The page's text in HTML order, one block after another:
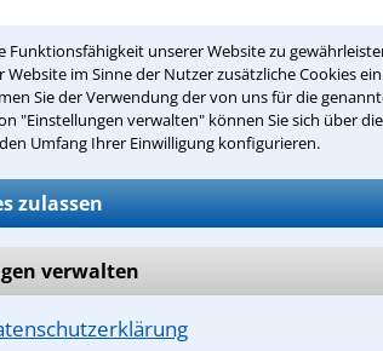
unserer Website zu
im Sinne der Nutzer zusätzliche Cookies
Sie der Verwendung der von uns für die
"Einstellungen verwalten" können Sie sich über die
Umfang Ihrer Einwilligung konfigurieren.
zulassen
verwalten
Kündigungen. ✅
✅ Erfahrung: Über